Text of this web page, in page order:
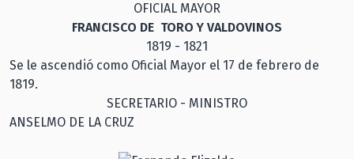
OFICIAL MAYOR
FRANCISCO DE TORO Y VALDOVINOS
1819 - 1821
Se le ascendió como Oficial Mayor el 17 de febrero de
1819.
SECRETARIO - MINISTRO
ANSELMO DE LA CRUZ